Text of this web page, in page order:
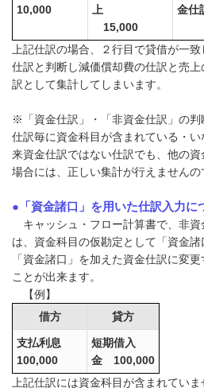
10,000
上
15,000
金仕
上記仕訳の場合、２行目で貸借が一
仕訳と判断し減価償却費の仕訳と売
訳として集計してしまいます。
※「資金仕訳」・「非資金仕訳」の判
仕訳毎に資金科目が含まれている・
来資金仕訳ではない仕訳でも、他の
場合には、正しい集計が行えませんの
●「資金諸口」を用いた仕訳入力に
キャッシュ・フロー計算書で、非資
は、資金科目の仮勘定として「資金諸
「資金諸口」を加えた資金仕訳に変
ことが出来ます。
【例】
借方
貸方
支払利息
100,000
短期借入
金 100,000
上記仕訳には資金科目が含まれてい